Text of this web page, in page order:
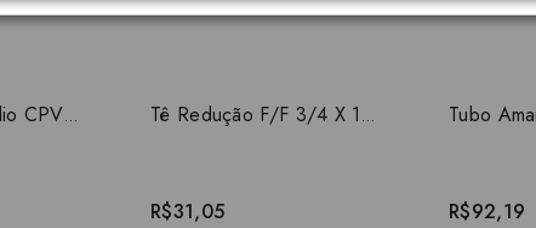
Cap 1.1/2 incêndio CPVC 19055 Tê Redução F/F 3/4 X 1 incêndio CPVC 19113
R$31,05 R$92,19